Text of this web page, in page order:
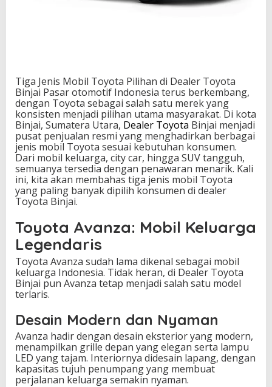
i
D
e
a
l
e
r
T
o
y
o
B
n
j
a
i
Tiga Jenis Mobil Toyota Pilihan di Dealer Toyota
Binjai Pasar otomotif Indonesia terus berkembang,
dengan Toyota sebagai salah satu merek yang
konsisten menjadi pilihan utama masyarakat. Di kota
Binjai, Sumatera Utara, Dealer Toyota Binjai menjadi
pusat penjualan resmi yang menghadirkan berbagai
jenis mobil Toyota sesuai kebutuhan konsumen.
Dari mobil keluarga, city car, hingga SUV tangguh,
semuanya tersedia dengan penawaran menarik. Kali
ini, kita akan membahas tiga jenis mobil Toyota
yang paling banyak dipilih konsumen di dealer
Toyota Binjai.
Toyota Avanza: Mobil Keluarga
Legendaris
Toyota Avanza sudah lama dikenal sebagai mobil
keluarga Indonesia. Tidak heran, di Dealer Toyota
Binjai pun Avanza tetap menjadi salah satu model
terlaris.
Desain Modern dan Nyaman
Avanza hadir dengan desain eksterior yang modern,
menampilkan grille depan yang elegan serta lampu
LED yang tajam. Interiornya didesain lapang, dengan
kapasitas tujuh penumpang yang membuat
perjalanan keluarga semakin nyaman.